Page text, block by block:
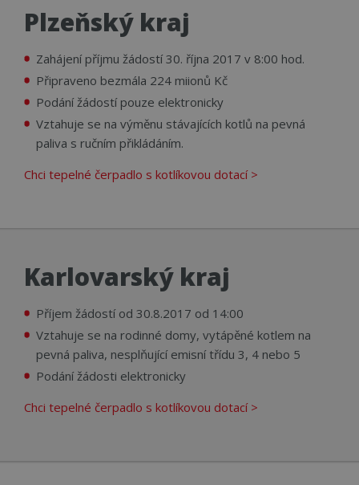
Plzeňský kraj
Zahájení příjmu žádostí 30. října 2017 v 8:00 hod.
Připraveno bezmála 224 miionů Kč
Podání žádostí pouze elektronicky
Vztahuje se na výměnu stávajících kotlů na pevná
paliva s ručním přikládáním.
Chci tepelné čerpadlo s kotlíkovou dotací >
Karlovarský kraj
Příjem žádostí od 30.8.2017 od 14:00
Vztahuje se na rodinné domy, vytápěné kotlem na
pevná paliva, nesplňující emisní třídu 3, 4 nebo 5
Podání žádosti elektronicky
Chci tepelné čerpadlo s kotlíkovou dotací >